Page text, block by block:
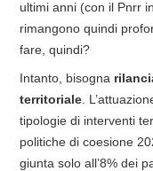
ultimi anni (con il Pnrr
rimangono quindi
fare, quindi?
Intanto, bisogna
territoriale .
tipologie di interventi
politiche di coesione
giunta solo all’8% dei